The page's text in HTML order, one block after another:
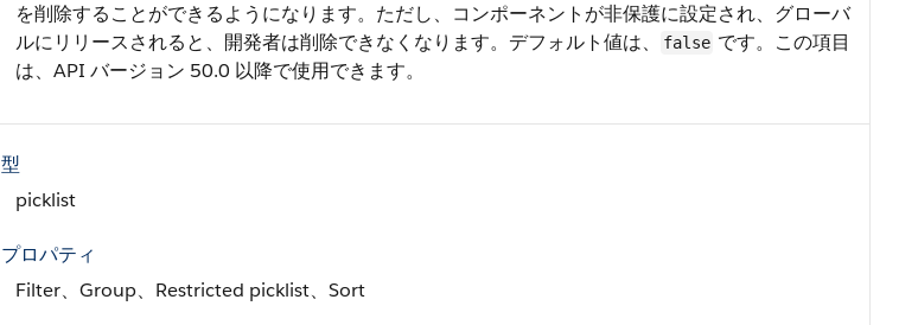
を削除することができるようになります。ただし、コンポーネントが非保護に設定され、グローバ
ルにリリースされると、開発者は削除できなくなります。デフォルト値は、
false です。この項目
は、API バージョン 50.0 以降で使用できます。
型
picklist
プロパティ
Filter、Group、Restricted picklist、Sort